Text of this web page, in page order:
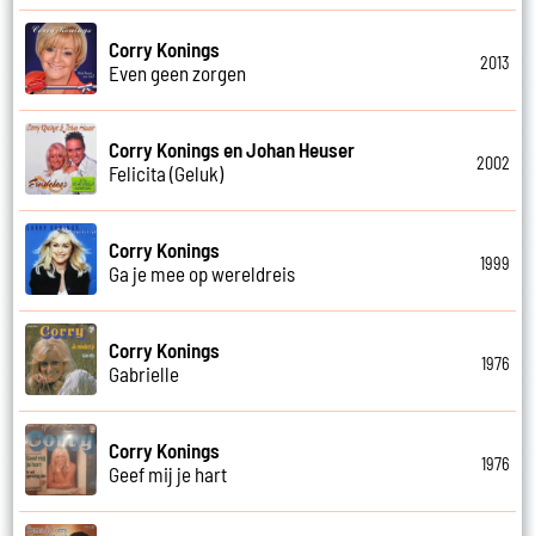
Corry Konings
Even geen zorgen
2013
Corry Konings en Johan Heuser
Felicita (Geluk)
2002
Corry Konings
Ga je mee op wereldreis
1999
Corry Konings
Gabrielle
1976
Corry Konings
Geef mij je hart
1976